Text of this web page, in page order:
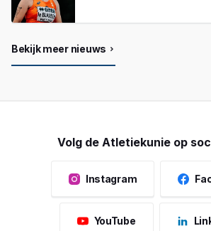
Bekijk meer nieuws
Volg de Atletiekunie op
Instagram
YouTube